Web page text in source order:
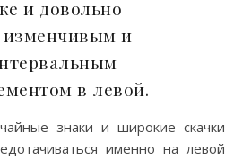
и довольно
и
в левой.
знаки и широкие скачки
именно на левой